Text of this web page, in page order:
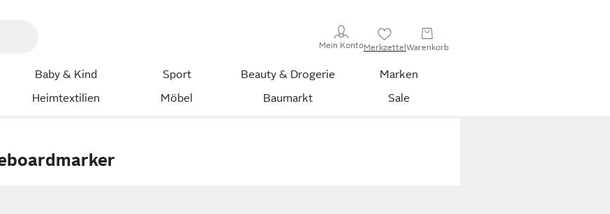
Mein KontoMerkzettelWarenkorb
Baby & Kind Sport Beauty & Drogerie
Marken
Heimtextilien Möbel Baumarkt Sale